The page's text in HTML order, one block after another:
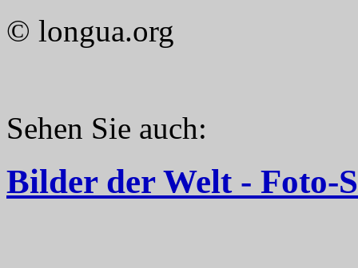
© longua.org
Sehen Sie auch:
Bilder der Welt - Foto-